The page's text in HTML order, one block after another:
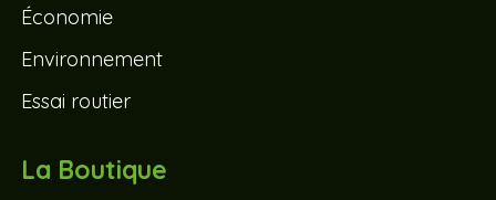
Économie
Environnement
Essai routier
La Boutique